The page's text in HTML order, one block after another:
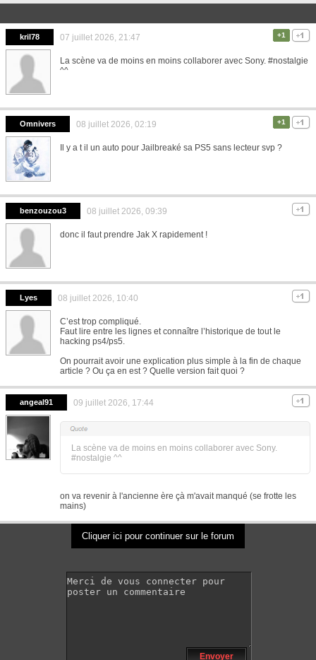
kril78 07 juillet 2026, 21:47 +1
La scène va de moins en moins collaborer avec Sony. #nostalgie
^^
Omnivers 08 juillet 2026, 02:19 +1
Il y a t il un auto pour Jailbreaké sa PS5 sans lecteur svp ?
benzouzou3 08 juillet 2026, 09:39
donc il faut prendre Jak X rapidement !
Lyes 08 juillet 2026, 10:40
C’est trop compliqué.
Faut lire entre les lignes et connaître l’historique de tout le
hacking ps4/ps5.
On pourrait avoir une explication plus simple à la fin de chaque
article ? Ou ça en est ? Quelle version fait quoi ?
angeal91 09 juillet 2026, 17:44
La scène va de moins en moins collaborer avec Sony.
#nostalgie ^^
on va revenir à l'ancienne ère çà m'avait manqué (se frotte les
mains)
Cliquer ici pour continuer sur le forum
Envoyer